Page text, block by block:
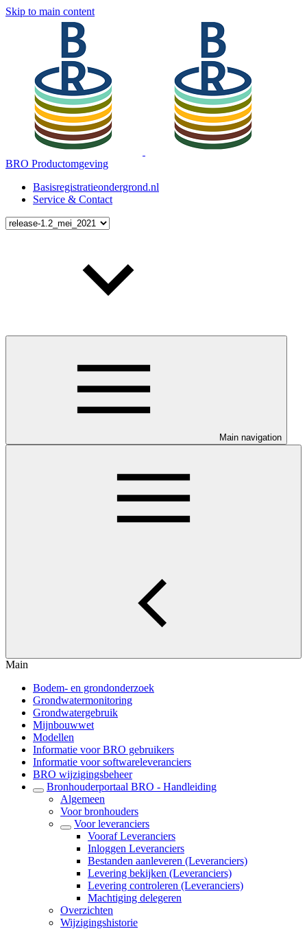
Skip to main content
BRO Productomgeving
Basisregistratieondergrond.nl
Service & Contact
Main navigation
Main
Bodem- en grondonderzoek
Grondwatermonitoring
Grondwatergebruik
Mijnbouwwet
Modellen
Informatie voor BRO gebruikers
Informatie voor softwareleveranciers
BRO wijzigingsbeheer
Bronhouderportaal BRO - Handleiding
Algemeen
Voor bronhouders
Voor leveranciers
Vooraf Leveranciers
Inloggen Leveranciers
Bestanden aanleveren (Leveranciers)
Levering bekijken (Leveranciers)
Levering controleren (Leveranciers)
Machtiging delegeren
Overzichten
Wijzigingshistorie